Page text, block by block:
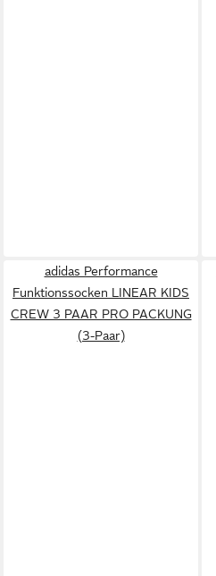
adidas Performance
Funktionssocken LINEAR KIDS
CREW 3 PAAR PRO PACKUNG
(3-Paar)